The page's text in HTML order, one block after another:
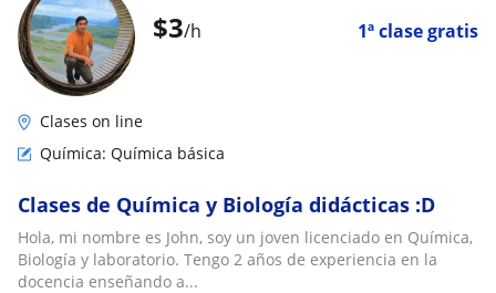
$3/h 1ª clase gratis
Clases on line
Química: Química básica
Clases de Química y Biología didácticas :D
Hola, mi nombre es John, soy un joven licenciado en Química,
Biología y laboratorio. Tengo 2 años de experiencia en la
docencia enseñando a...